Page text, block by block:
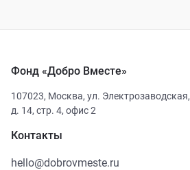
Фонд «Добро Вместе»
107023, Москва, ул. Электрозаводская,
д. 14, стр. 4, офис 2
Контакты
hello@dobrovmeste.ru